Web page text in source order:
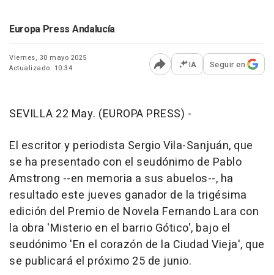
Europa Press Andalucía
Viernes, 30 mayo 2025
Actualizado: 10:34
Abrir opciones para
IA Seguir en
SEVILLA 22 May. (EUROPA PRESS) -
El escritor y periodista Sergio Vila-Sanjuán, que
se ha presentado con el seudónimo de Pablo
Amstrong --en memoria a sus abuelos--, ha
resultado este jueves ganador de la trigésima
edición del Premio de Novela Fernando Lara con
la obra 'Misterio en el barrio Gótico', bajo el
seudónimo 'En el corazón de la Ciudad Vieja', que
se publicará el próximo 25 de junio.